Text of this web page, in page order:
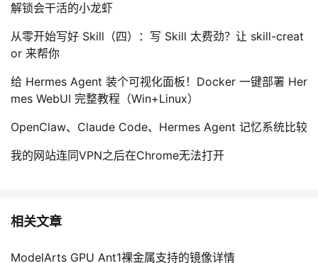
解锁会干活的小龙虾
从零开始写好 Skill（四）：写 Skill 太费劲？让 skill-creat
or 来帮你
给 Hermes Agent 装个可视化面板！Docker 一键部署 Her
mes WebUI 完整教程（Win+Linux）
OpenClaw、Claude Code、Hermes Agent 记忆系统比较
我的网站连同VPN之后在Chrome无法打开
相关文章
ModelArts GPU Ant1裸金属支持的镜像详情